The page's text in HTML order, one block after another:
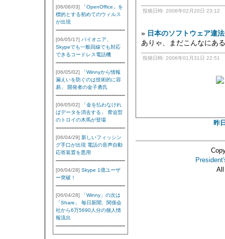
[06/06/03]
「OpenOffice」を
標的とする初めてのウィルス
が出現
[06/05/17] パイオニア、
Skypeでも一般回線でも対応
できるコードレス電話機
[06/05/02]
「Winnyから情報
漏えいを防ぐのは技術的に容
易」 開発者の金子勇氏
[06/05/02]
「金を払わなけれ
ばデータを消去する」 脅迫型
のトロイの木馬が登場
[06/04/29] 新しいフィッシン
グ手口が出現 電話の音声自動
応答装置を悪用
[06/04/28] Skype 1億ユーザ
ー突破！
[06/04/28]
「Winny」の次は
「Share」 毎日新聞、関係会
社から6万5690人分の個人情
報流出
投稿日時: 2006年02月20日 23:12
» 日本のソフトウェア違
ありゃ、まだこんなにあ
投稿日時: 2006年01月31日 22:51
昨
All